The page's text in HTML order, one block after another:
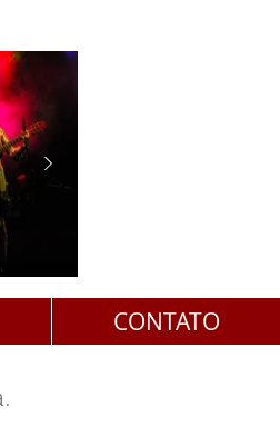
CONTATO